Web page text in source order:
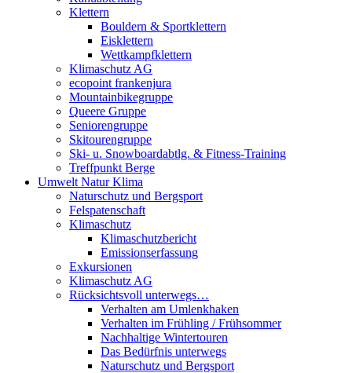
Klettern
Bouldern & Sportklettern
Eisklettern
Wettkampfklettern
Klimaschutz AG
ecopoint frankenjura
Mountainbikegruppe
Queere Gruppe
Seniorengruppe
Skitourengruppe
Ski- u. Snowboardabtlg. & Fitness-Training
Treffpunkt Berge
Umwelt Natur Klima
Naturschutz und Bergsport
Felspatenschaft
Klimaschutz
Klimaschutzbericht
Emissionserfassung
Exkursionen
Klimaschutz AG
Rücksichtsvoll unterwegs…
Verhalten am Umlenkhaken
Verhalten im Frühling / Frühsommer
Nachhaltige Wintertouren
Das Bedürfnis unterwegs
Naturschutz und Bergsport